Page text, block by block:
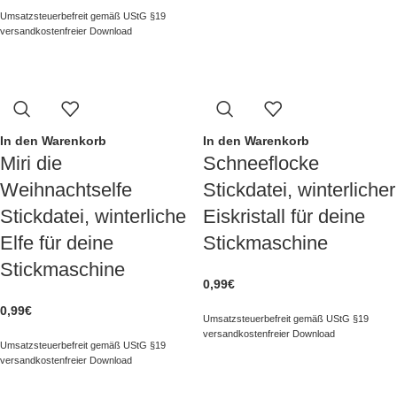
Umsatzsteuerbefreit gemäß UStG §19
versandkostenfreier Download
In den Warenkorb
Miri die
Weihnachtselfe
Stickdatei, winterliche
Elfe für deine
Stickmaschine
0,99€
Umsatzsteuerbefreit gemäß UStG §19
versandkostenfreier Download
In den Warenkorb
Schneeflocke
Stickdatei, winterlicher
Eiskristall für deine
Stickmaschine
0,99€
Umsatzsteuerbefreit gemäß UStG §19
versandkostenfreier Download